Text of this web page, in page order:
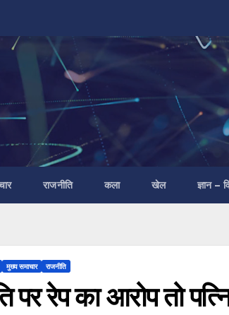
राजनीति कला खेल ज्ञान –
मुख्य समाचार राजनीति
पर रेप का आरोप तो